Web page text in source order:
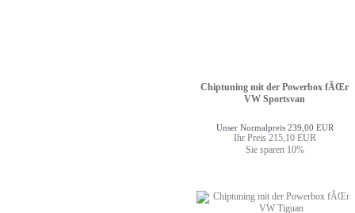
Chiptuning mit der Powerbox fÃŒr
VW Sportsvan
Unser Normalpreis 239,00 EUR
Ihr Preis 215,10 EUR
Sie sparen 10%